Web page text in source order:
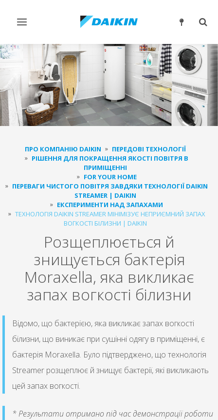
Перемикнути
ПРО КОМПАНІЮ DAIKIN
ПЕРЕДОВІ ТЕХНОЛОГІЇ
РІШЕННЯ ДЛЯ ПОКРАЩЕННЯ ЯКОСТІ ПОВІТРЯ В
ПРИМІЩЕННІ
FOR YOUR HOME
ПЕРЕВАГИ ЧИСТОГО ПОВІТРЯ ЗАВДЯКИ ТЕХНОЛОГІЇ DAIKIN
STREAMER | DAIKIN
ЕКСПЕРИМЕНТИ НАД ЗАПАХАМИ
ТЕХНОЛОГІЯ DAIKIN STREAMER МІНІМІЗУЄ НЕПРИЄМНИЙ ЗАПАХ
ВОГКОСТІ БІЛИЗНИ | DAIKIN
Розщеплюється й
знищується бактерія
Moraxella, яка викликає
запах вогкості білизни
Відомо, що бактерією, яка викликає запах вогкості
білизни, що виникає при сушінні одягу в приміщенні, є
бактерія Moraxella. Було підтверджено, що технологія
Streamer розщеплює й знищує бактерії, які викликають
цей запах вогкості.
* Результати отримано під час демонстрації роботи